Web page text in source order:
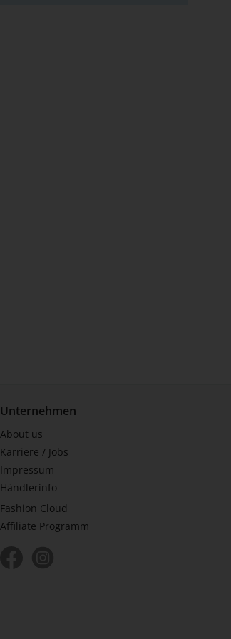
Unternehmen
About us
Karriere / Jobs
Impressum
Händlerinfo
Fashion Cloud
Affiliate Programm